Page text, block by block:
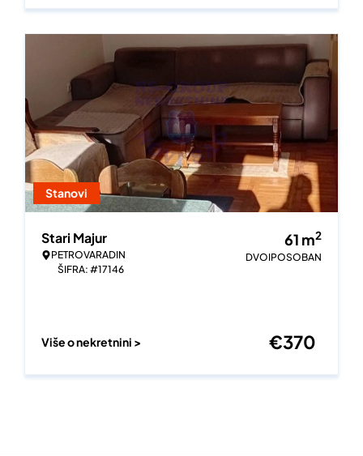
Stanovi
Stari Majur
PETROVARADIN
ŠIFRA: #17146
61 m2
DVOIPOSOBAN
Više o nekretnini > €370